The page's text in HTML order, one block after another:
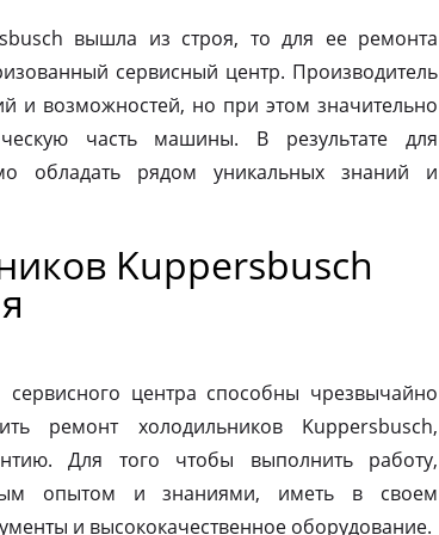
вышла из строя, то для ее ремонта
сервисный центр. Производитель
и возможностей, но при этом значительно
часть машины. В результате для
обладать рядом уникальных знаний и
Kuppersbusch
сервисного центра способны чрезвычайно
ремонт холодильников Kuppersbusch,
Для того чтобы выполнить работу,
опытом и знаниями, иметь в своем
и высококачественное оборудование.